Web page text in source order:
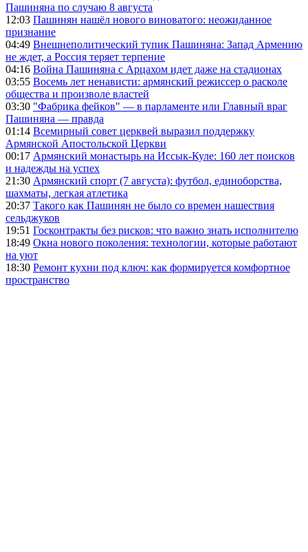
Пашиняна по случаю 8 августа
12:03 Пашинян нашёл нового виноватого: неожиданное
признание
04:49 Внешнеполитический тупик Пашиняна: Запад Армению
не ждет, а Россия теряет терпение
04:16 Война Пашиняна с Арцахом идет даже на стадионах
03:55 Восемь лет ненависти: армянский режиссер о расколе
общества и произволе властей
03:30 "Фабрика фейков" — в парламенте или Главный враг
Пашиняна — правда
01:14 Всемирный совет церквей выразил поддержку
Армянской Апостольской Церкви
00:17 Армянский монастырь на Иссык-Куле: 160 лет поисков
и надежды на успех
21:30 Армянский спорт (7 августа): футбол, единоборства,
шахматы, легкая атлетика
20:37 Такого как Пашинян не было со времен нашествия
сельджуков
19:51 Госконтракты без рисков: что важно знать исполнителю
18:49 Окна нового поколения: технологии, которые работают
на уют
18:30 Ремонт кухни под ключ: как формируется комфортное
пространство